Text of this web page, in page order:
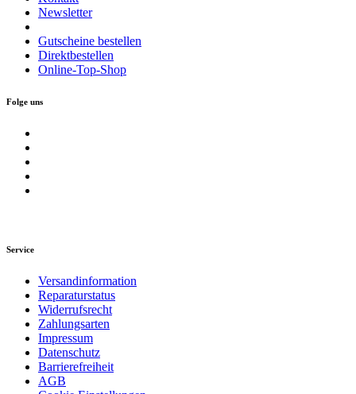
Newsletter
Gutscheine bestellen
Direktbestellen
Online-Top-Shop
Folge uns
Service
Versandinformation
Reparaturstatus
Widerrufsrecht
Zahlungsarten
Impressum
Datenschutz
Barrierefreiheit
AGB